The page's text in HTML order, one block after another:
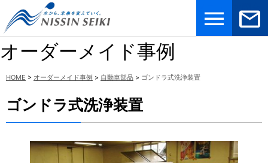
ー
お問合
オーダーメイド事例
HOME > オーダーメイド事例 > 自動車部品 > ゴンドラ式洗浄装置
ゴンドラ式洗浄装置